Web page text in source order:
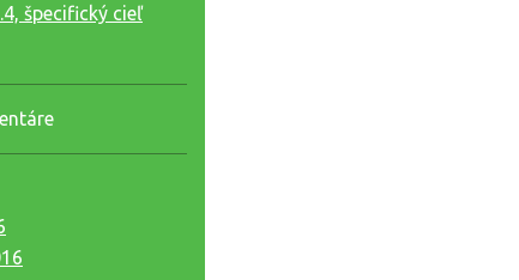
špecifický cieľ